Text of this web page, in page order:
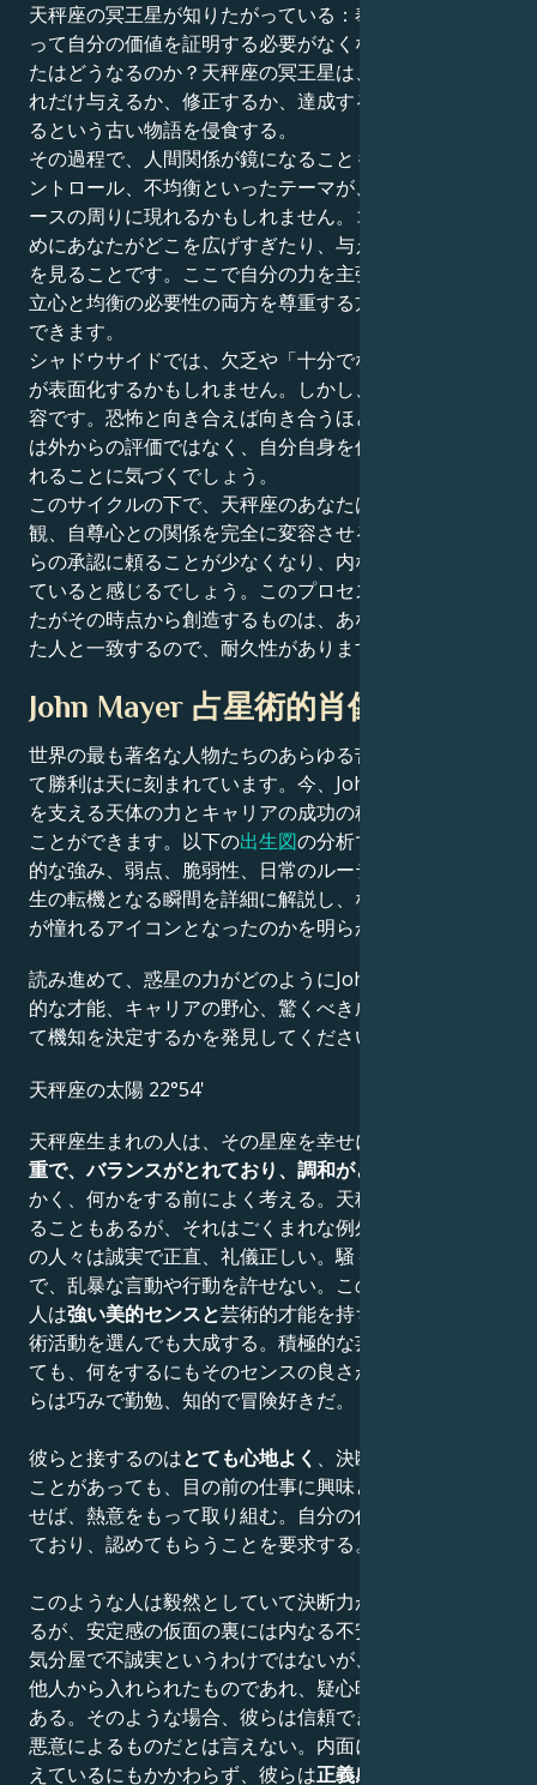
天秤座の冥王星が知りたがっている：奉仕や完璧さによ
って自分の価値を証明する必要がなくなったとき、あな
たはどうなるのか？天秤座の冥王星は、自分の価値はど
れだけ与えるか、修正するか、達成するかによって決ま
るという古い物語を侵食する。
その過程で、人間関係が鏡になることもある。依存、コ
ントロール、不均衡といったテーマが、お金や共同リソ
ースの周りに現れるかもしれません。コツは、平和のた
めにあなたがどこを広げすぎたり、与えすぎたりしたか
を見ることです。ここで自分の力を主張することで、独
立心と均衡の必要性の両方を尊重する方法を学ぶことが
できます。
シャドウサイドでは、欠乏や「十分でない」という恐れ
が表面化するかもしれません。しかし、冥王星の薬は変
容です。恐怖と向き合えば向き合うほど、本当の豊かさ
は外からの評価ではなく、自分自身を信じることで得ら
れることに気づくでしょう。
このサイクルの下で、天秤座のあなたは、お金、価値
観、自尊心との関係を完全に変容させるでしょう。外か
らの承認に頼ることが少なくなり、内なる強さに根ざし
ていると感じるでしょう。このプロセスを通して、あな
たがその時点から創造するものは、あなたが本当になっ
た人と一致するので、耐久性があります。
John Mayer 占星術的肖像画
世界の最も著名な人物たちのあらゆる苦闘、挑戦、そし
て勝利は天に刻まれています。今、John Mayerの魅力
を支える天体の力とキャリアの成功の秘密を解き明かす
ことができます。以下の出生図の分析では、彼らの先天
的な強み、弱点、脆弱性、日常のルーティン、そして人
生の転機となる瞬間を詳細に解説し、なぜ彼らが私たち
が憧れるアイコンとなったのかを明らかにします。
読み進めて、惑星の力がどのようにJohn Mayerの創造
的な才能、キャリアの野心、驚くべき成果、知恵、そし
て機知を決定するかを発見してください。
天秤座の太陽 22°54'
天秤座生まれの人は、その星座を幸せにするためか、
重で、バランスがとれており、調和がとれている
かく、何かをする前によく考える。天秤座に熱血漢がい
ることもあるが、それはごくまれな例外である。これら
の人々は誠実で正直、礼儀正しい。騒々しく、無作法
で、乱暴な言動や行動を許せない。この星座に生まれた
人は強い美的センスと芸術的才能を持ち、どのような芸
術活動を選んでも大成する。積極的な芸術家にならなく
ても、何をするにもそのセンスの良さが発揮される。彼
らは巧みで勤勉、知的で冒険好きだ。
彼らと接するのはとても心地よく 、決断に時間がかかる
ことがあっても、目の前の仕事に興味とやりがいを見出
せば、熱意をもって取り組む。自分の仕事の価値を知っ
ており、認めてもらうことを要求する。
このような人は毅然としていて決断力があるように見え
るが、安定感の仮面の裏には内なる不安を隠している。
気分屋で不誠実というわけではないが、自分自身であれ
他人から入れられたものであれ、疑心暗鬼に陥ることが
ある。そのような場合、彼らは信頼できないが、それが
悪意によるものだとは言えない。内面に不安や混乱を抱
えているにもかかわらず、彼らは正義感が